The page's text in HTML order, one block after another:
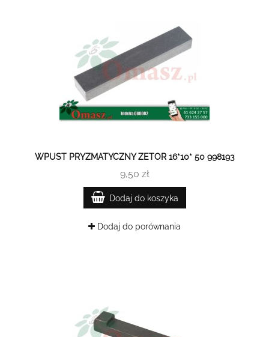
WPUST PRYZMATYCZNY ZETOR 16*10* 50 998193
9,50 zł
Dodaj do koszyka
Dodaj do porównania